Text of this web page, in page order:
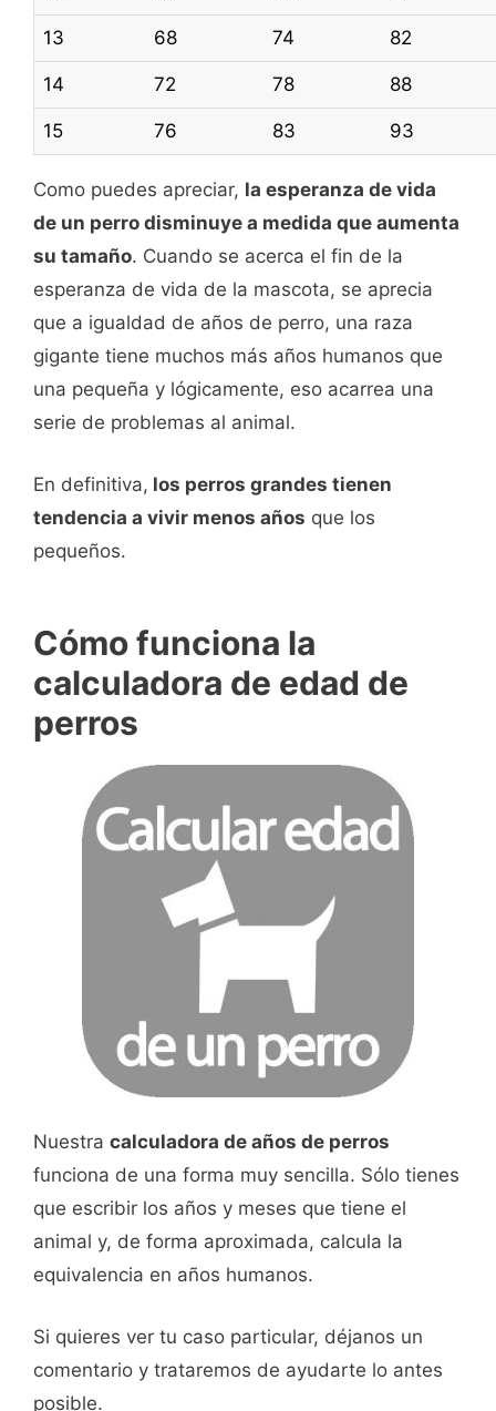
13 68 74 82
14 72 78 88
15 76 83 93
Como puedes apreciar, la esperanza de vida
de un perro disminuye a medida que aumenta
su tamaño. Cuando se acerca el fin de la
esperanza de vida de la mascota, se aprecia
que a igualdad de años de perro, una raza
gigante tiene muchos más años humanos que
una pequeña y lógicamente, eso acarrea una
serie de problemas al animal.
En definitiva, los perros grandes tienen
tendencia a vivir menos años que los
pequeños.
Cómo funciona la
calculadora de edad de
perros
Nuestra calculadora de años de perros
funciona de una forma muy sencilla. Sólo tienes
que escribir los años y meses que tiene el
animal y, de forma aproximada, calcula la
equivalencia en años humanos.
Si quieres ver tu caso particular, déjanos un
comentario y trataremos de ayudarte lo antes
posible.